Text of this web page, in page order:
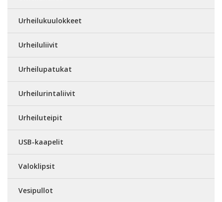
Urheilukuulokkeet
Urheiluliivit
Urheilupatukat
Urheilurintaliivit
Urheiluteipit
USB-kaapelit
Valoklipsit
Vesipullot